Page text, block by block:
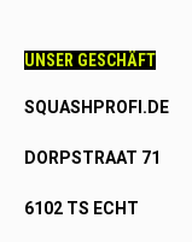
UNSER GESCHÄFT
SQUASHPROFI.DE
DORPSTRAAT 71
6102 TS ECHT